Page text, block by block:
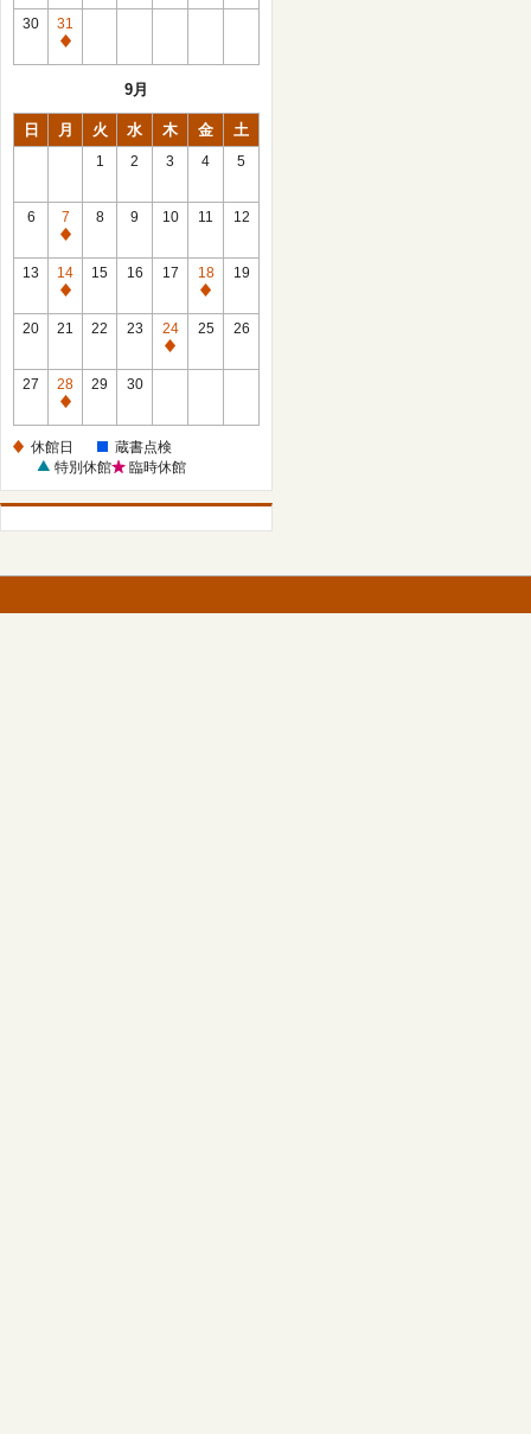
館
日
30
31
休
9月
日 月 火 水 木 金 土
1 2 3 4 5
6
7
休
館
日
8 9 10 11 12
13
14
休
館
15 16 17
18
休
館
19
20 21 22 23
24
休
25 26
27
28
休
日
29 30
休館日
蔵書点検
特別休館
臨時休館